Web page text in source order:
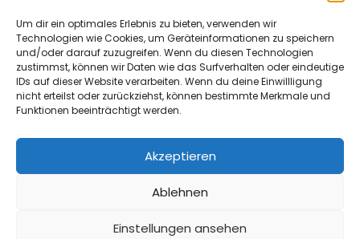
Um dir ein optimales Erlebnis zu bieten, verwenden wir
Technologien wie Cookies, um Geräteinformationen zu speichern
und/oder darauf zuzugreifen. Wenn du diesen Technologien
zustimmst, können wir Daten wie das Surfverhalten oder eindeutige
IDs auf dieser Website verarbeiten. Wenn du deine Einwillligung
nicht erteilst oder zurückziehst, können bestimmte Merkmale und
Funktionen beeinträchtigt werden.
Akzeptieren
Ablehnen
Einstellungen ansehen
Impressum|Datenschutzerklärung|Cookie-
Richtlinie
Einklang & Balance | Präsentiert vonAstra-WordPress-